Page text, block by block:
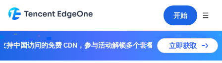
开始
的免费 CDN，参与活动解锁多个套餐！ 立即获取